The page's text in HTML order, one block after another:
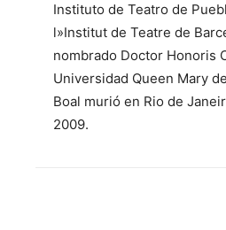
Instituto de Teatro de
l»Institut de Teatre de
nombrado Doctor Honoris
Universidad Queen Mary
Boal murió en Rio de
2009.